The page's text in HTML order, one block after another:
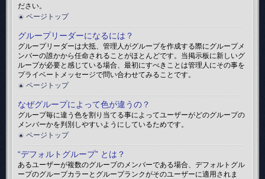
ださい。
ページトップ
グループリーダーになるには？
グループリーダーは大抵、管理人がグループを作成する際にグループメ
ンバーの誰かから任命されることがほとんどです。当掲示板に新しいグ
ループが必要と感じている場合、最初にすべきことは管理人にその事を
プライベートメッセージで問い合わせてみることです。
ページトップ
なぜグループによって色が違うの？
グループ毎に違う色を割り当てる事によってユーザーがどのグループの
メンバーかを判別しやすいようにしているためです。
ページトップ
“デフォルトグループ” とは？
あるユーザーが複数のグループのメンバーである場合、デフォルトグル
ープのグループカラーとグループランクがそのユーザーに適用されま